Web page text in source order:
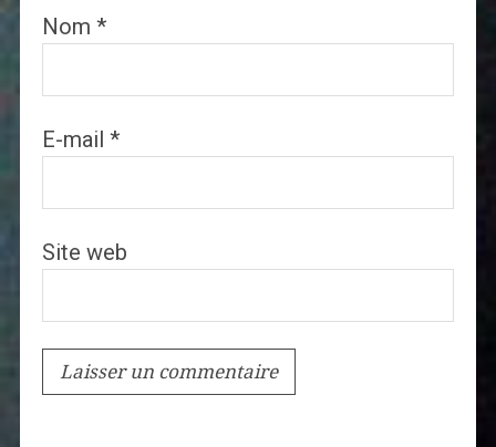
Nom *
E-mail *
Site web